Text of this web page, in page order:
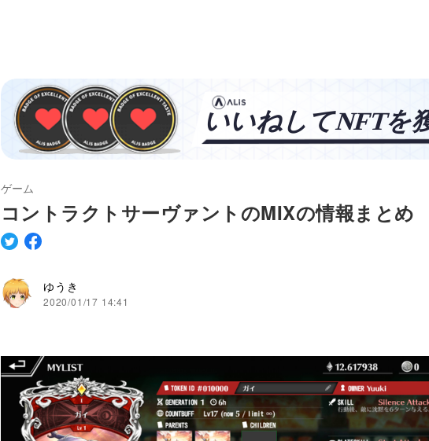
ゲーム
コントラクトサーヴァントのMIXの情報まとめ
ゆうき
2020/01/17 14:41